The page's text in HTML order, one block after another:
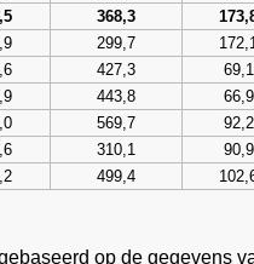
368,3
299,7
427,3 69,1
443,8 66,9
569,7 92,2
310,1 90,9
499,4
op de gegevens